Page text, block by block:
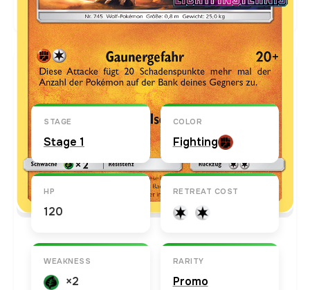
Preise werden täglich aktualisiert.
Karten-Info Englische Version →
STAGE
Stage 1
COLOR
Fighting
HP
120
RETREAT COST
WEAKNESS
×2
RARITY
Promo